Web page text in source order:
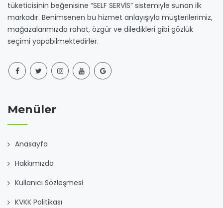
tüketicisinin beğenisine “SELF SERVİS” sistemiyle sunan ilk
markadır. Benimsenen bu hizmet anlayışıyla müşterilerimiz,
mağazalarımızda rahat, özgür ve diledikleri gibi gözlük
seçimi yapabilmektedirler.
Menüler
Anasayfa
Hakkımızda
Kullanıcı Sözleşmesi
KVKK Politikası